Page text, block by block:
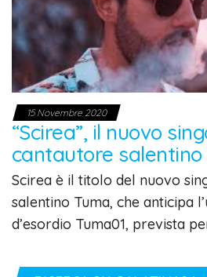
15 Novembre 2020
“Scirea”, il nuovo
cantautore salentino
Scirea è il titolo del nuovo
salentino Tuma, che anticipa
d’esordio Tuma01, prevista